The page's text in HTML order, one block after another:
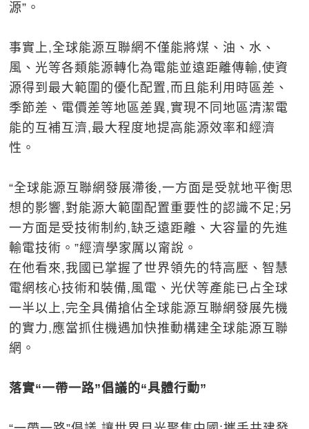
源”。
事實上,全球能源互聯網不僅能將煤、油、水、
風、光等各類能源轉化為電能並遠距離傳輸,使資
源得到最大範圍的優化配置,而且能利用時區差、
季節差、電價差等地區差異,實現不同地區清潔電
能的互補互濟,最大程度地提高能源效率和經濟
性。
“全球能源互聯網發展滯後,一方面是受就地平衡思
想的影響,對能源大範圍配置重要性的認識不足;另
一方面是受技術制約,缺乏遠距離、大容量的先進
輸電技術。”經濟學家厲以甯說。
在他看來,我國已掌握了世界領先的特高壓、智慧
電網核心技術和裝備,風電、光伏等產能已占全球
一半以上,完全具備搶佔全球能源互聯網發展先機
的實力,應當抓住機遇加快推動構建全球能源互聯
網。
落實“一帶一路”倡議的“具體行動”